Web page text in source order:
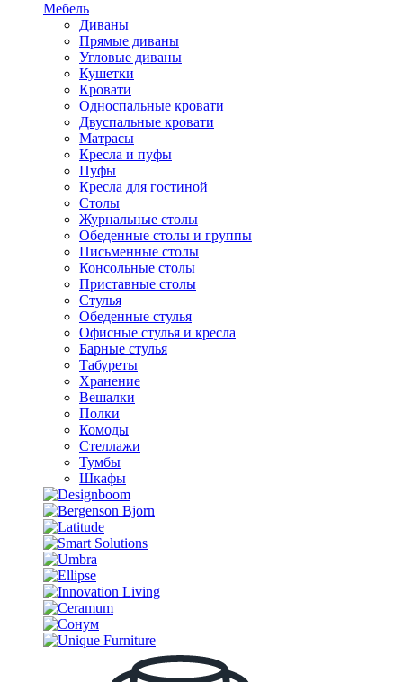
Мебель
Диваны
Прямые диваны
Угловые диваны
Кушетки
Кровати
Односпальные кровати
Двуспальные кровати
Матрасы
Кресла и пуфы
Пуфы
Кресла для гостиной
Столы
Журнальные столы
Обеденные столы и группы
Письменные столы
Консольные столы
Приставные столы
Стулья
Обеденные стулья
Офисные стулья и кресла
Барные стулья
Табуреты
Хранение
Вешалки
Полки
Комоды
Стеллажи
Тумбы
Шкафы